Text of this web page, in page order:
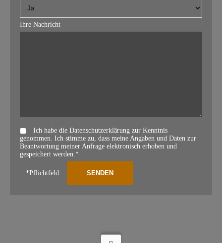
Ihre Nachricht
Ich habe die Datenschutzerklärung zur Kenntnis
genommen. Ich stimme zu, dass meine Angaben und Daten zur
Beantwortung meiner Anfrage elektronisch erhoben und
gespeichert werden.*
*Pflichtfeld